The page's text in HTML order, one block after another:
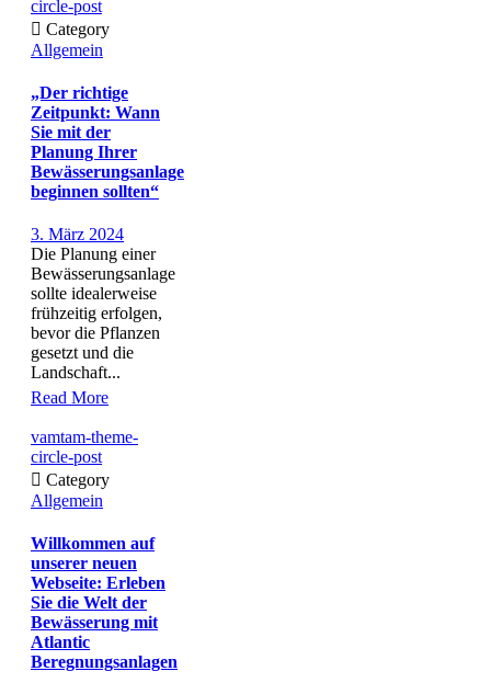
circle-post
 Category
Allgemein
„Der richtige
Zeitpunkt: Wann
Sie mit der
Planung Ihrer
Bewässerungsanlage
beginnen sollten“
3. März 2024
Die Planung einer
Bewässerungsanlage
sollte idealerweise
frühzeitig erfolgen,
bevor die Pflanzen
gesetzt und die
Landschaft...
Read More
vamtam-theme-
circle-post
 Category
Allgemein
Willkommen auf
unserer neuen
Webseite: Erleben
Sie die Welt der
Bewässerung mit
Atlantic
Beregnungsanlagen